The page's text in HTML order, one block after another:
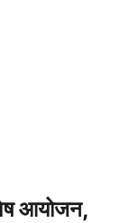
आयोजन,